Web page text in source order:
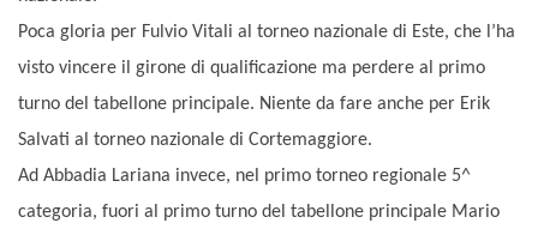
Poca gloria per Fulvio Vitali al torneo nazionale di Este, che l’ha
visto vincere il girone di qualificazione ma perdere al primo
turno del tabellone principale. Niente da fare anche per Erik
Salvati al torneo nazionale di Cortemaggiore.
Ad Abbadia Lariana invece, nel primo torneo regionale 5^
categoria, fuori al primo turno del tabellone principale Mario